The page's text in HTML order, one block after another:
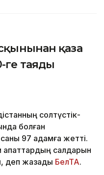
қаза
ге таяды
солтүстік-
болған
саны 97 адамға жетті.
апаттардың салдарын
деп жазады БелТА.